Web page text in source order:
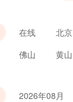
在线 北京
佛山 黄山
2026年08月